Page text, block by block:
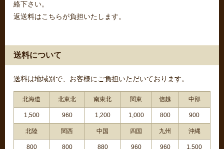
絡下さい。
返送料はこちらが負担いたします。
送料について
送料は地域別で、お客様にご負担いただいております。
北海道 北東北 南東北 関東 信越 中部
1,500 960 1,200 1,000 800 900
北陸 関西 中国 四国 九州 沖縄
800 800 880 960 960 1,500